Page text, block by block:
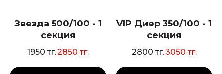
Звезда 500/100 - 1
секция
1950 тг.2850 тг.
VIP Диер 350/100 - 1
секция
2800 тг.3050 тг.